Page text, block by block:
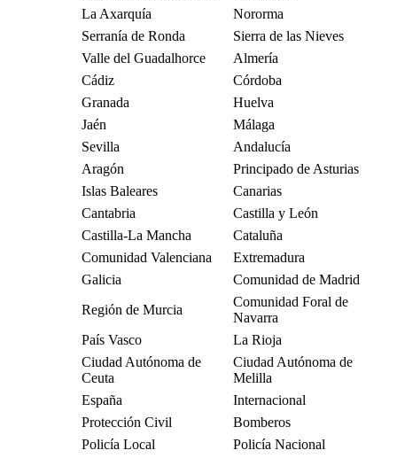
La Axarquía
Nororma
Serranía de Ronda
Sierra de las Nieves
Valle del Guadalhorce
Almería
Cádiz
Córdoba
Granada
Huelva
Jaén
Málaga
Sevilla
Andalucía
Aragón
Principado de Asturias
Islas Baleares
Canarias
Cantabria
Castilla y León
Castilla-La Mancha
Cataluña
Comunidad Valenciana
Extremadura
Galicia
Comunidad de Madrid
Región de Murcia
Comunidad Foral de
Navarra
País Vasco
La Rioja
Ciudad Autónoma de
Ceuta
Ciudad Autónoma de
Melilla
España
Internacional
Protección Civil
Bomberos
Policía Local
Policía Nacional